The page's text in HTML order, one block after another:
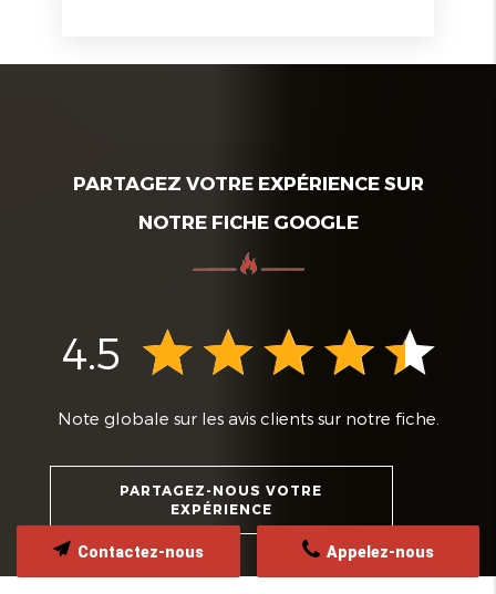
PARTAGEZ VOTRE EXPÉRIENCE SUR
NOTRE FICHE GOOGLE
4.5
Note globale sur les avis clients sur notre fiche.
PARTAGEZ-NOUS VOTRE
EXPÉRIENCE
Appelez-nous
Contactez-nous